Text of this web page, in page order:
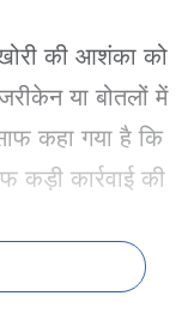
की आशंका को
या बोतलों में
कहा गया है कि
कड़ी कार्रवाई की
को पेट्रोल-